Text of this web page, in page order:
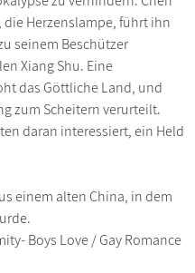
Herzenslampe, führt ihn
seinem Beschützer
Xiang Shu. Eine
das Göttliche Land, und
zum Scheitern verurteilt.
daran interessiert, ein Held
einem alten China, in dem
Boys Love / Gay Romance